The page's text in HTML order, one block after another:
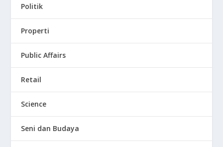
Politik
Properti
Public Affairs
Retail
Science
Seni dan Budaya